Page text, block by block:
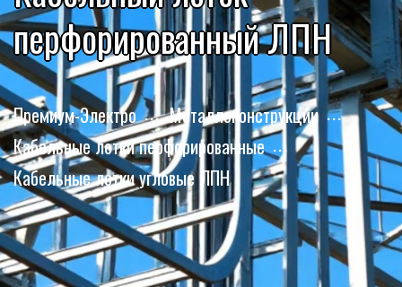
перфорированный ЛПН
Премиум-Электро
Металлоконструкции
Кабельные лотки перфорированные
Кабельные лотки угловые ЛПН